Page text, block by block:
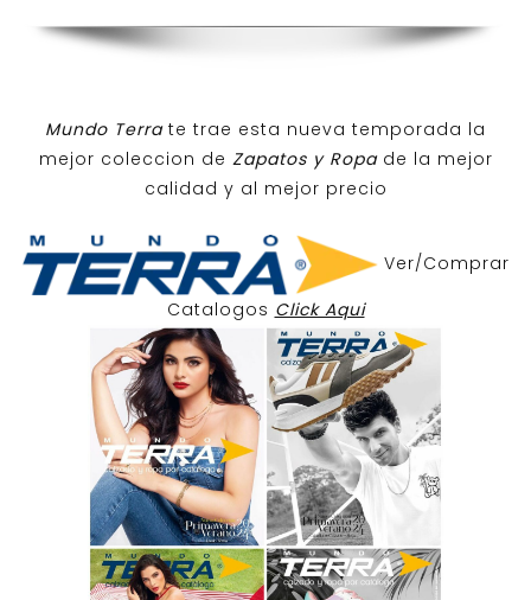
Mundo Terra te trae esta nueva temporada la
mejor coleccion de Zapatos y Ropa de la mejor
calidad y al mejor precio
Ver/Comprar
Catalogos Click Aqui